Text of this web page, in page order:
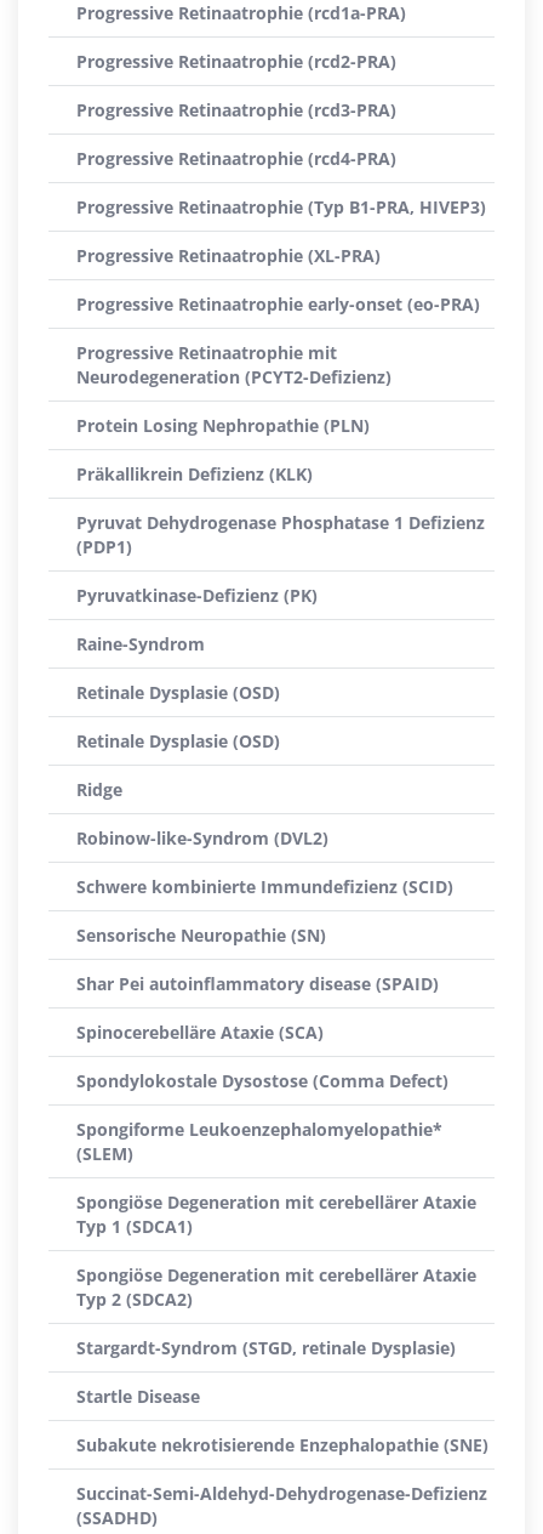
Progressive Retinaatrophie (rcd1a-PRA)
Progressive Retinaatrophie (rcd2-PRA)
Progressive Retinaatrophie (rcd3-PRA)
Progressive Retinaatrophie (rcd4-PRA)
Progressive Retinaatrophie (Typ B1-PRA, HIVEP3)
Progressive Retinaatrophie (XL-PRA)
Progressive Retinaatrophie early-onset (eo-PRA)
Progressive Retinaatrophie mit
Neurodegeneration (PCYT2-Defizienz)
Protein Losing Nephropathie (PLN)
Präkallikrein Defizienz (KLK)
Pyruvat Dehydrogenase Phosphatase 1 Defizienz
(PDP1)
Pyruvatkinase-Defizienz (PK)
Raine-Syndrom
Retinale Dysplasie (OSD)
Retinale Dysplasie (OSD)
Ridge
Robinow-like-Syndrom (DVL2)
Schwere kombinierte Immundefizienz (SCID)
Sensorische Neuropathie (SN)
Shar Pei autoinflammatory disease (SPAID)
Spinocerebelläre Ataxie (SCA)
Spondylokostale Dysostose (Comma Defect)
Spongiforme Leukoenzephalomyelopathie*
(SLEM)
Spongiöse Degeneration mit cerebellärer Ataxie
Typ 1 (SDCA1)
Spongiöse Degeneration mit cerebellärer Ataxie
Typ 2 (SDCA2)
Stargardt-Syndrom (STGD, retinale Dysplasie)
Startle Disease
Subakute nekrotisierende Enzephalopathie (SNE)
Succinat-Semi-Aldehyd-Dehydrogenase-Defizienz
(SSADHD)